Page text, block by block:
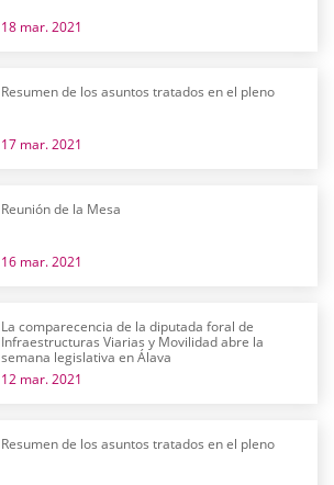
18 mar. 2021
Resumen de los asuntos tratados en el pleno
17 mar. 2021
Reunión de la Mesa
16 mar. 2021
La comparecencia de la diputada foral de
Infraestructuras Viarias y Movilidad abre la
semana legislativa en Álava
12 mar. 2021
Resumen de los asuntos tratados en el pleno